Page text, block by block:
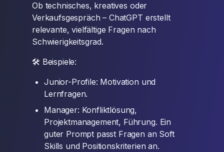
Ob technisches, kreatives oder
Verkaufsgespräch – ChatGPT erstellt
relevante, vielfältige Fragen nach
Schwierigkeitsgrad.
🛠 Beispiele:
Junior-Profile: Motivation und
Lernfragen.
Manager: Konfliktlösung,
Projektmanagement, Führung. Ein
guter Prompt passt Fragen an Soft
Skills und Positionskriterien an.